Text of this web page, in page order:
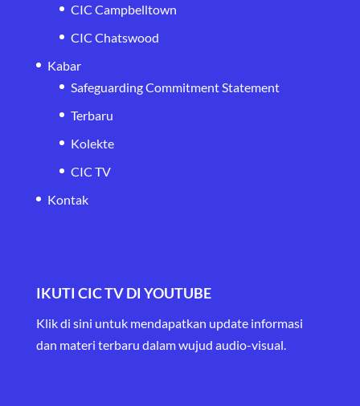
CIC Campbelltown
CIC Chatswood
Kabar
Safeguarding Commitment Statement
Terbaru
Kolekte
CIC TV
Kontak
IKUTI CIC TV DI YOUTUBE
Klik di sini untuk mendapatkan update informasi
dan materi terbaru dalam wujud audio-visual.